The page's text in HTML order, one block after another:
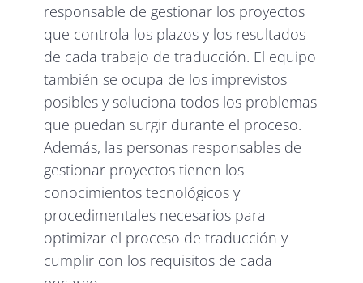
responsable de gestionar los proyectos
que controla los plazos y los resultados
de cada trabajo de traducción. El equipo
también se ocupa de los imprevistos
posibles y soluciona todos los problemas
que puedan surgir durante el proceso.
Además, las personas responsables de
gestionar proyectos tienen los
conocimientos tecnológicos y
procedimentales necesarios para
optimizar el proceso de traducción y
cumplir con los requisitos de cada